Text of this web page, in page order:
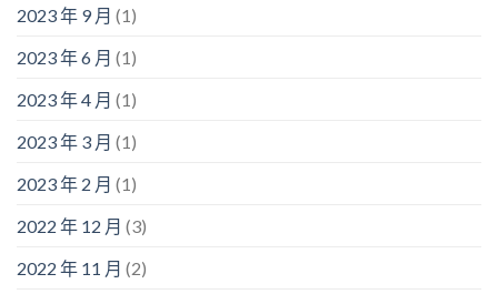
2023 年 9 月 (1)
2023 年 6 月 (1)
2023 年 4 月 (1)
2023 年 3 月 (1)
2023 年 2 月 (1)
2022 年 12 月 (3)
2022 年 11 月 (2)